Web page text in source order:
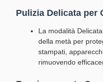
Pulizia Delicata per
La modalità
della metà per
stampati,
rimuovendo